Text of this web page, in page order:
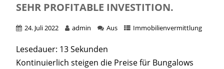
SEHR PROFITABLE INVESTITION.
24. Juli 2022 admin Aus Immobilienvermittlung
Lesedauer: 13 Sekunden
Kontinuierlich steigen die Preise für Bungalows